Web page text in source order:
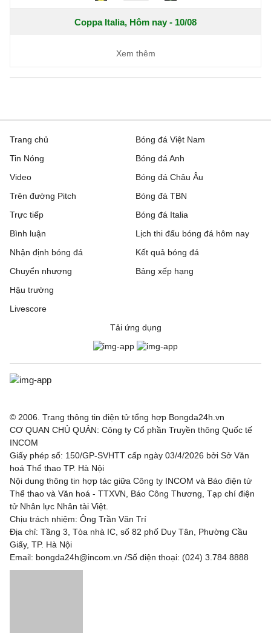
Coppa Italia, Hôm nay - 10/08
2 - 0
VĐQG Bỉ, Hôm nay - 10/08
VĐQG Argentina, Hôm nay - 10/08
Almagro
VĐQG Bồ Đào Nha, Hôm nay - 10/08
Gil Vicente 1 - 0 Rio Ave
VĐQG Argentina, Hôm nay - 10/08
Defensa y Justicia
Gimnasia LP 2 - 0 Barracas Central
VĐQG Brazil, Hôm nay - 10/08
Xem thêm
Trang chủ
Tin Nóng
Video
Trên đường Pitch
Trực tiếp
Bóng đá Việt Nam
Bóng đá Anh
Bóng đá Châu Âu
Bóng đá TBN
Bóng đá Italia
Bình luận
Nhận định bóng đá
Chuyển nhượng
Hậu trường
Livescore
Lịch thi đấu bóng đá hôm nay
Kết quả bóng đá
Bảng xếp hạng
Tải ứng dụng
© 2006. Trang thông tin điện tử tổng hợp Bongda24h.vn
CƠ QUAN CHỦ QUẢN: Công ty Cổ phần Truyền thông Quốc tế
INCOM
Giấy phép số: 150/GP-SVHTT cấp ngày 03/4/2026 bởi Sở Văn
hoá Thể thao TP. Hà Nội
Nội dung thông tin hợp tác giữa Công ty INCOM và Báo điện tử
Thể thao và Văn hoá - TTXVN, Báo Công Thương, Tạp chí điện
tử Nhân lực Nhân tài Việt.
Chịu trách nhiệm: Ông Trần Văn Trí
Địa chỉ: Tầng 3, Tòa nhà IC, số 82 phố Duy Tân, Phường Cầu
Giấy, TP. Hà Nội
Email: bongda24h@incom.vn /Số điện thoại: (024) 3.784 8888